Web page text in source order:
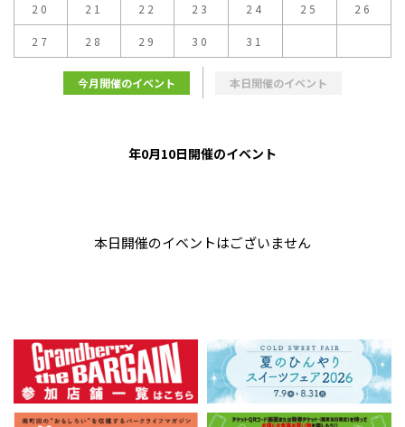
20 21 22 23 24 25 26
27 28 29 30 31
今月開催のイベント 本日開催のイベント
年0月10日開催のイベント
本日開催のイベントはございません